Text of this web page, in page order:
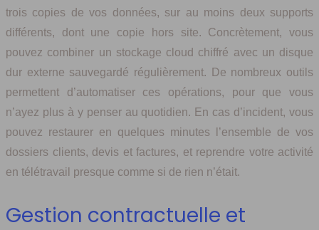
trois copies de vos données, sur au moins deux supports
différents, dont une copie hors site. Concrètement, vous
pouvez combiner un stockage cloud chiffré avec un disque
dur externe sauvegardé régulièrement. De nombreux outils
permettent d’automatiser ces opérations, pour que vous
n’ayez plus à y penser au quotidien. En cas d’incident, vous
pouvez restaurer en quelques minutes l’ensemble de vos
dossiers clients, devis et factures, et reprendre votre activité
en télétravail presque comme si de rien n’était.
Gestion contractuelle et